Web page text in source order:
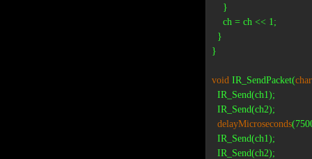
}
ch = ch << 1;
}
}
void IR_SendPacket(char
IR_Send(ch1);
IR_Send(ch2);
delayMicroseconds
IR_Send(ch1);
IR_Send(ch2);